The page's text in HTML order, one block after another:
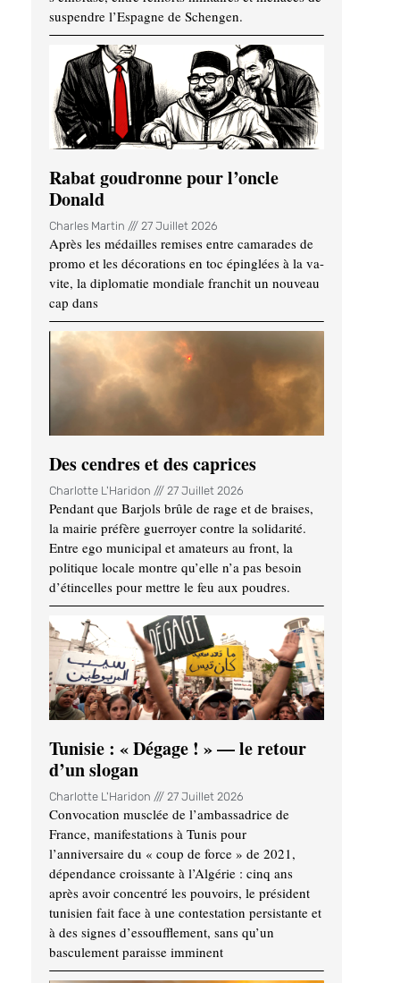
suspendre l’Espagne de Schengen.
Rabat goudronne pour l’oncle
Donald
Charles Martin 27 Juillet 2026
Après les médailles remises entre camarades de
promo et les décorations en toc épinglées à la va-
vite, la diplomatie mondiale franchit un nouveau
cap dans
Des cendres et des caprices
Charlotte L'Haridon 27 Juillet 2026
Pendant que Barjols brûle de rage et de braises,
la mairie préfère guerroyer contre la solidarité.
Entre ego municipal et amateurs au front, la
politique locale montre qu’elle n’a pas besoin
d’étincelles pour mettre le feu aux poudres.
Tunisie : « Dégage ! » — le retour
d’un slogan
Charlotte L'Haridon 27 Juillet 2026
Convocation musclée de l’ambassadrice de
France, manifestations à Tunis pour
l’anniversaire du « coup de force » de 2021,
dépendance croissante à l’Algérie : cinq ans
après avoir concentré les pouvoirs, le président
tunisien fait face à une contestation persistante et
à des signes d’essoufflement, sans qu’un
basculement paraisse imminent